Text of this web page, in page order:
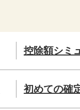
控除額シミ
初めての確